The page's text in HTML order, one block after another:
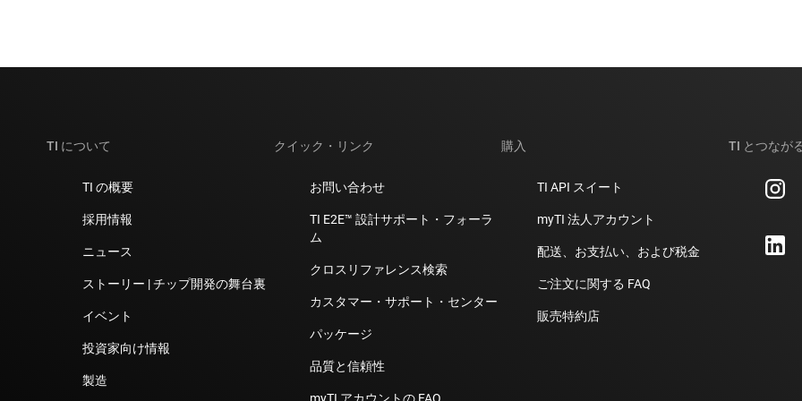
TI について
TI の概要
採用情報
ニュース
ストーリー | チップ開発の舞台裏
イベント
投資家向け情報
製造
クイック・リンク
お問い合わせ
TI E2E™ 設計サポート・フォーラ
ム
クロスリファレンス検索
カスタマー・サポート・センター
パッケージ
品質と信頼性
myTI アカウントの FAQ
購入
TI API スイート
myTI 法人アカウント
配送、お支払い、および税金
ご注文に関する FAQ
販売特約店
TI とつなが